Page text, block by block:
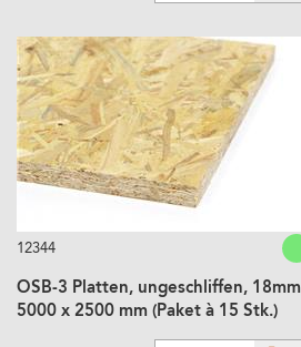
12344
OSB-3 Platten, ungeschliffen, 18mm
5000 x 2500 mm (Paket à 15 Stk.)